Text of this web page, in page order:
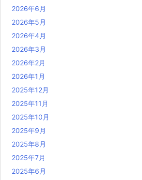
2026年6月
2026年5月
2026年4月
2026年3月
2026年2月
2026年1月
2025年12月
2025年11月
2025年10月
2025年9月
2025年8月
2025年7月
2025年6月